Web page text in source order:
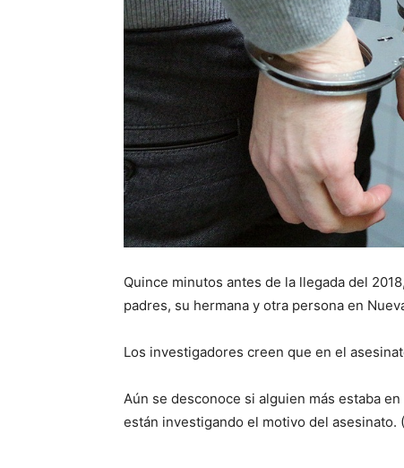
Quince minutos antes de la llegada del
padres, su hermana y otra persona en
Los investigadores creen que en el
Aún se desconoce si alguien más estaba
están investigando el motivo del asesinato.